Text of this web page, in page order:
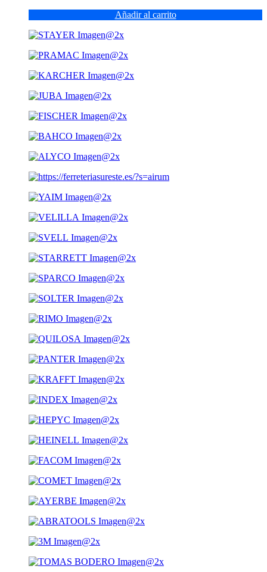
Añadir al carrito